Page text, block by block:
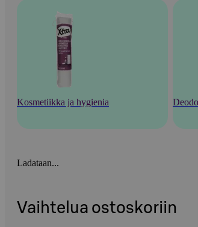
Kosmetiikka ja hygienia
Ladataan...
Vaihtelua ostoskoriin